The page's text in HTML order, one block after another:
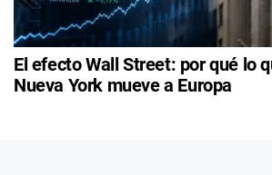
El efecto Wall Street: por qué lo
Nueva York mueve a Europa